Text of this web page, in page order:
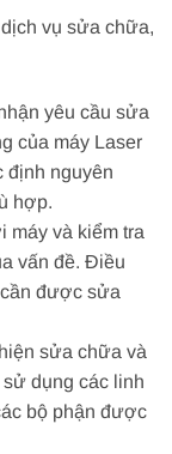
vụ sửa chữa,
yêu cầu sửa
của máy Laser
định nguyên
hợp.
máy và kiểm tra
vấn đề. Điều
được sửa
sửa chữa và
dụng các linh
bộ phận được